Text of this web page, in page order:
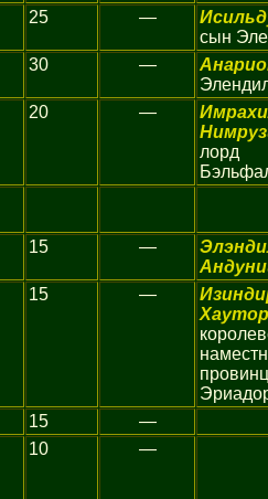
25 —
сын
30 —
20 —
лорд
15 —
15 —
Хаутор
15
—
10 —